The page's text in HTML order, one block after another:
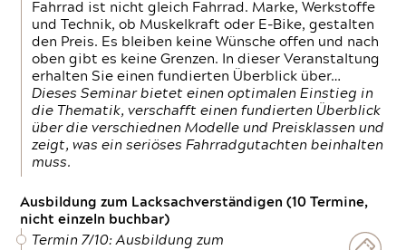
Fahrrad ist nicht gleich Fahrrad. Marke, Werkstoffe
und Technik, ob Muskelkraft oder E-Bike, gestalten
den Preis. Es bleiben keine Wünsche offen und nach
oben gibt es keine Grenzen. In dieser Veranstaltung
erhalten Sie einen fundierten Überblick über…
Dieses Seminar bietet einen optimalen Einstieg in
die Thematik, verschafft einen fundierten Überblick
über die verschiednen Modelle und Preisklassen und
zeigt, was ein seriöses Fahrradgutachten beinhalten
muss.
Ausbildung zum Lacksachverständigen (10 Termine,
nicht einzeln buchbar)
Termin 7/10: Ausbildung zum